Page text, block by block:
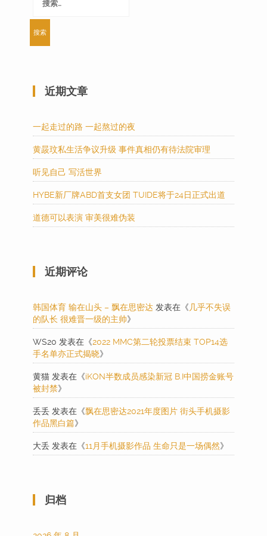
索：
近期文章
一起走过的路 一起熬过的夜
黄晸玟私生活争议升级 事件真相仍有待法院审理
听见自己 写活世界
HYBE新厂牌ABD首支女团 TUIDE将于24日正式出道
道德可以表演 审美很难伪装
近期评论
韩国体育 输在山头 – 飘在思密达 发表在《 几乎不失误
的队长 很难晋一级的主帅》
WS20 发表在《2022 MMC第二轮投票结束 TOP14选
手名单亦正式揭晓》
黄猫 发表在《iKON半数成员感染新冠 B.I中国捞金账号
被封禁》
丢丢 发表在《飘在思密达2021年度图片 街头手机摄影
作品黑白篇》
大丢 发表在《11月手机摄影作品 生命只是一场偶然》
归档